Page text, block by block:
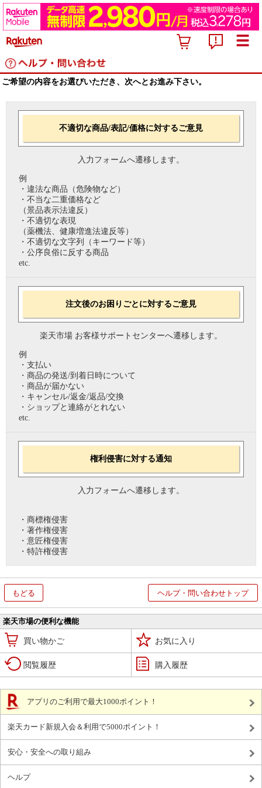
ご希望の内容をお選びいただき、次へとお進み下さい。
不適切な商品/表記/価格に対するご意見
入力フォームへ遷移します。
例
・違法な商品（危険物など）
・不当な二重価格など
（景品表示法違反）
・不適切な表現
（薬機法、健康増進法違反等）
・不適切な文字列（キーワード等）
・公序良俗に反する商品
etc.
注文後のお困りごとに対するご意見
楽天市場 お客様サポートセンターへ遷移します。
例
・支払い
・商品の発送/到着日時について
・商品が届かない
・キャンセル/返金/返品/交換
・ショップと連絡がとれない
etc.
権利侵害に対する通知
入力フォームへ遷移します。
・商標権侵害
・著作権侵害
・意匠権侵害
・特許権侵害
もどる ヘルプ・問い合わせトップ
楽天市場の便利な機能
買い物かご お気に入り
閲覧履歴 購入履歴
アプリのご利用で最大1000ポイント！
楽天カード新規入会＆利用で5000ポイント！
安心・安全への取り組み
ヘルプ